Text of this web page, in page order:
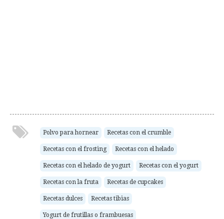
Polvo para hornear Recetas con el crumble
Recetas con el frosting Recetas con el helado
Recetas con el helado de yogurt Recetas con el yogurt
Recetas con la fruta Recetas de cupcakes
Recetas dulces Recetas tibias
Yogurt de frutillas o frambuesas